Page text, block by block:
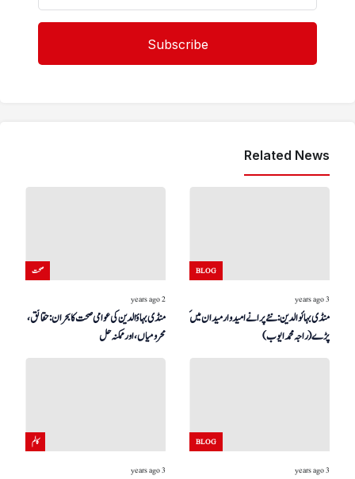
Related News
صحت
2 years ago
منڈی بہاؤالدین کی عوامی صحت کا بحران: حقائق،
محرومیاں، اور ممکنہ حل
BLOG
3 years ago
منڈی بہائوالدین: نئے پرانے امیدوار میدان میں کود
پڑے (راجہ محمد ایوب)
کالم
3 years ago
BLOG
3 years ago